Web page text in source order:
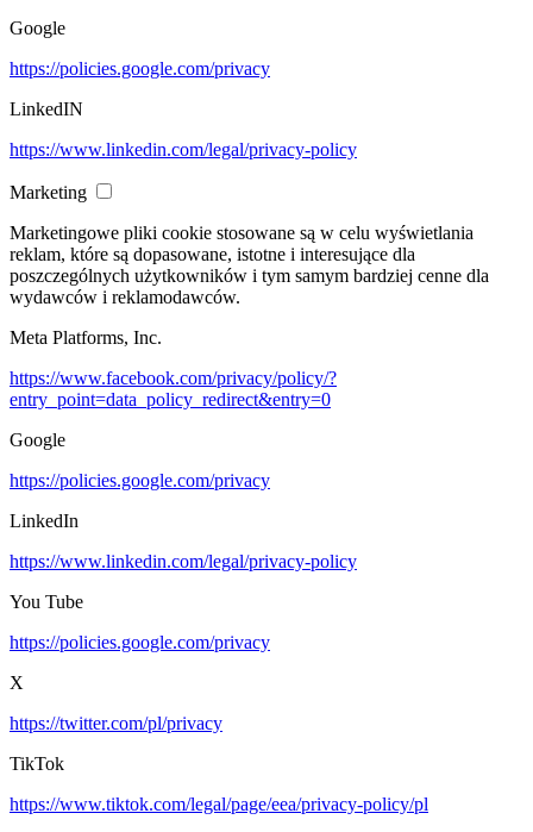
Google
https://policies.google.com/privacy
LinkedIN
https://www.linkedin.com/legal/privacy-policy
Marketing
Marketingowe pliki cookie stosowane są w celu wyświetlania
reklam, które są dopasowane, istotne i interesujące dla
poszczególnych użytkowników i tym samym bardziej cenne dla
wydawców i reklamodawców.
Meta Platforms, Inc.
https://www.facebook.com/privacy/policy/?
entry_point=data_policy_redirect&entry=0
Google
https://policies.google.com/privacy
LinkedIn
https://www.linkedin.com/legal/privacy-policy
You Tube
https://policies.google.com/privacy
X
https://twitter.com/pl/privacy
TikTok
https://www.tiktok.com/legal/page/eea/privacy-policy/pl